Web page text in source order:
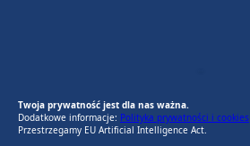
Twoja prywatność jest dla nas ważna.
Dodatkowe informacje: Polityka prywatności i cookies
Przestrzegamy EU Artificial Intelligence Act.